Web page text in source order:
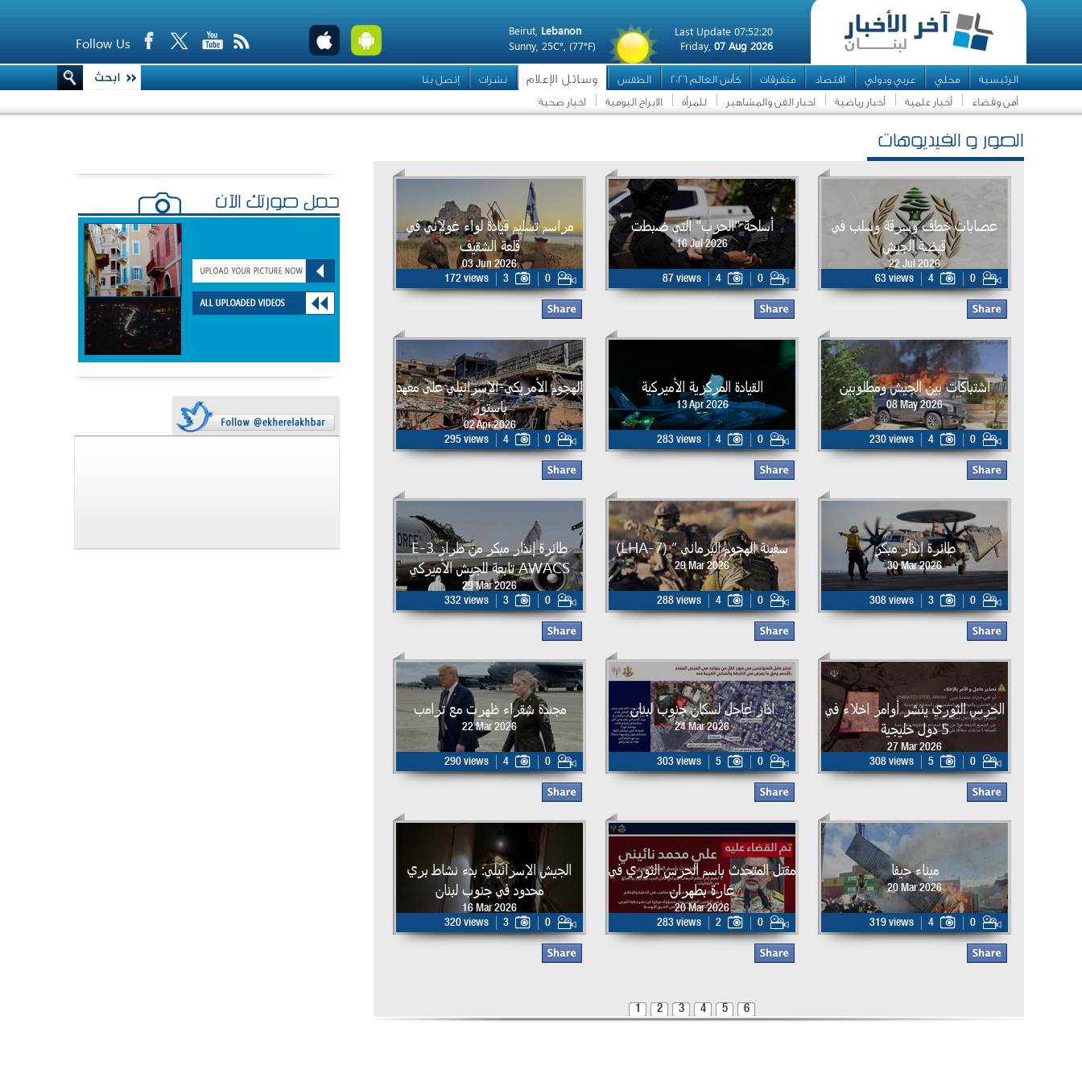
Last Update 07:52:20
Friday, 07 Aug 2026
Beirut, Lebanon
Sunny, 25C°, (77°F)
Follow Us
الرئيسية محلي عربي ودولي اقتصاد متفرقات كأس العالم 2026 الطقس وسائل الإعلام نشرات
إتصل بنا
أمن وقضاء
أخبار علمية أخبار رياضية اخبار الفن والمشاهير للمرأة الابراج اليومية اخبار صحية
الصور و الفيديوهات
عصابات خطف وسرقة وسلب في
قبضة الجيش
22 Jul 2026
63 views
4 0
أسلحة "الحزب" التي ضبطت
16 Jul 2026
87 views 4 0
مراسم تسليم قيادة لواء غولاني في
قلعة الشقيف
03 Jun 2026
172 views
3 0
اشتباكات بين الجيش ومطلوبين
08 May 2026
230 views 4 0
القيادة المركزية الأميركية
13 Apr 2026
283 views 4 0
الهجوم الأمريكي-الإسرائيلي على معهد
باستور
02 Apr 2026
295 views
4 0
طائرة إنذار مبكر
30 Mar 2026
308 views 3 0
سفينة الهجوم البرمائي ” (LHA-7)
29 Mar 2026
288 views 4 0
طائرة إنذار مبكر من طراز E-3
AWACS تابعة للجيش الأميركي
29 Mar 2026
332 views
3 0
الحرس الثوري ينشر أوامر اخلاء في
5 دول خليجية
27 Mar 2026
308 views
5 0
اذار عاجل لسكان جنوب لبنان
24 Mar 2026
303 views 5 0
مجندة شقراء ظهرت مع ترامب
22 Mar 2026
290 views 4 0
ميناء حيفا
20 Mar 2026
319 views 4 0
مقتل المتحدث باسم الحرس الثوري في
غارة بطهران
20 Mar 2026
283 views
2 0
الجيش الإسرائيلي: بدء نشاط بري
محدود في جنوب لبنان
16 Mar 2026
320 views
3 0
1 2 3 4 5 6
حمّل صورتك الآن